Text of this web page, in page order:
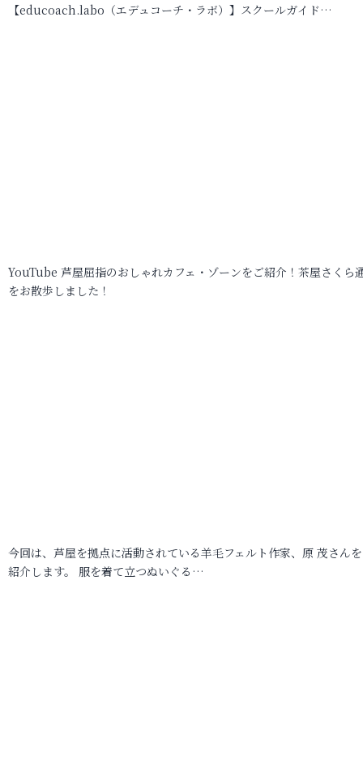
【educoach.labo（エデュコーチ・ラボ）】スクールガイド…
YouTube 芦屋屈指のおしゃれカフェ・ゾーンをご紹介！茶屋さくら
をお散歩しました！
今回は、芦屋を拠点に活動されている羊毛フェルト作家、原 茂さん
紹介します。 服を着て立つぬいぐる…